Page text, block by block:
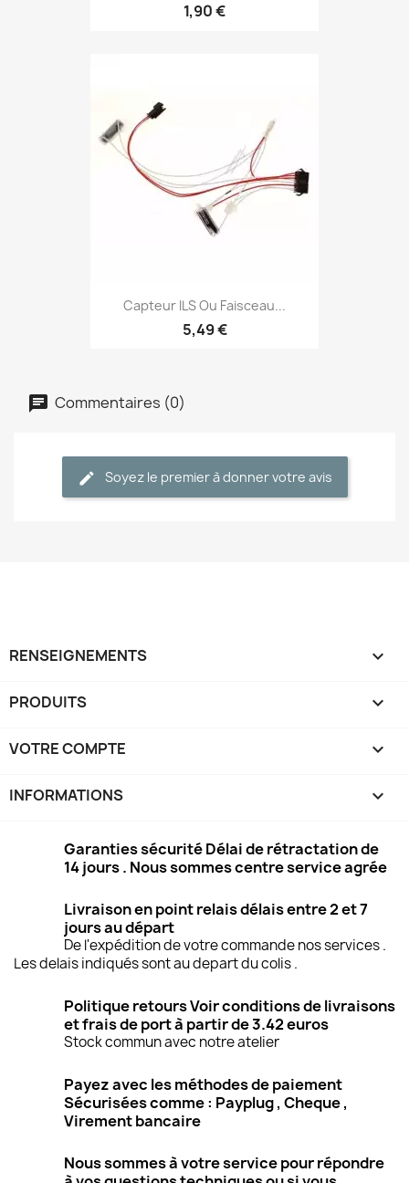
1,90 €
Capteur ILS Ou Faisceau...
5,49 €
Commentaires (0)
Soyez le premier à donner votre avis
RENSEIGNEMENTS 
PRODUITS 
VOTRE COMPTE 
INFORMATIONS keyboard_arrow_down
Garanties sécurité Délai de rétractation de
14 jours . Nous sommes centre service agrée
Livraison en point relais délais entre 2 et 7
jours au départ
De l'expédition de votre commande nos services .
Les delais indiqués sont au depart du colis .
Politique retours Voir conditions de livraisons
et frais de port à partir de 3.42 euros
Stock commun avec notre atelier
Payez avec les méthodes de paiement
Sécurisées comme : Payplug , Cheque ,
Virement bancaire
Nous sommes à votre service pour répondre